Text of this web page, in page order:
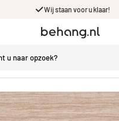
Wij staan voor u klaar!
Behang.nl